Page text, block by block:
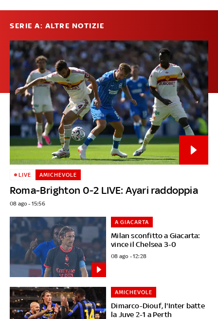
SERIE A: ALTRE NOTIZIE
Roma-Brighton 0-2 LIVE: Ayari raddoppia
LIVE AMICHEVOLE
08 ago - 15:56
Milan sconfitto a Giacarta:
vince il Chelsea 3-0
A GIACARTA
08 ago - 12:28
Dimarco-Diouf, l'Inter batte
la Juve 2-1 a Perth
AMICHEVOLE